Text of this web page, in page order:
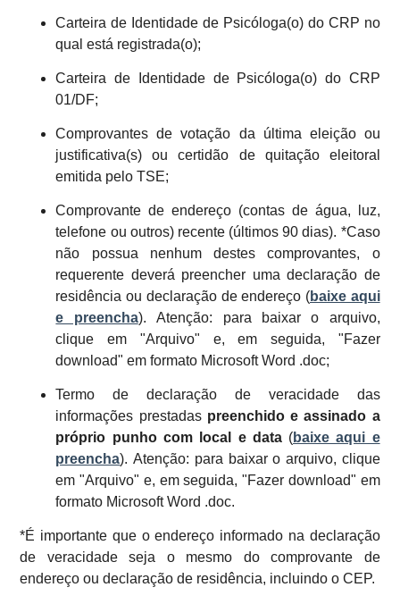
Carteira de Identidade de Psicóloga(o) do CRP no
qual está registrada(o);
Carteira de Identidade de Psicóloga(o) do CRP
01/DF;
Comprovantes de votação da última eleição ou
justificativa(s) ou certidão de quitação eleitoral
emitida pelo TSE;
Comprovante de endereço (contas de água, luz,
telefone ou outros) recente (últimos 90 dias). *Caso
não possua nenhum destes comprovantes, o
requerente deverá preencher uma declaração de
residência ou declaração de endereço (baixe aqui
e preencha).Atenção: para baixar o arquivo,
clique em "Arquivo" e, em seguida, "Fazer
download" em formato Microsoft Word .doc;
Termo de declaração de veracidade das
informações prestadas preenchido e assinado a
próprio punho com local e data (baixe aqui e
preencha).Atenção: para baixar o arquivo, clique
em "Arquivo" e, em seguida, "Fazer download" em
formato Microsoft Word .doc.
*É importante que o endereço informado na declaração
de veracidade seja o mesmo do comprovante de
endereço ou declaração de residência, incluindo o CEP.